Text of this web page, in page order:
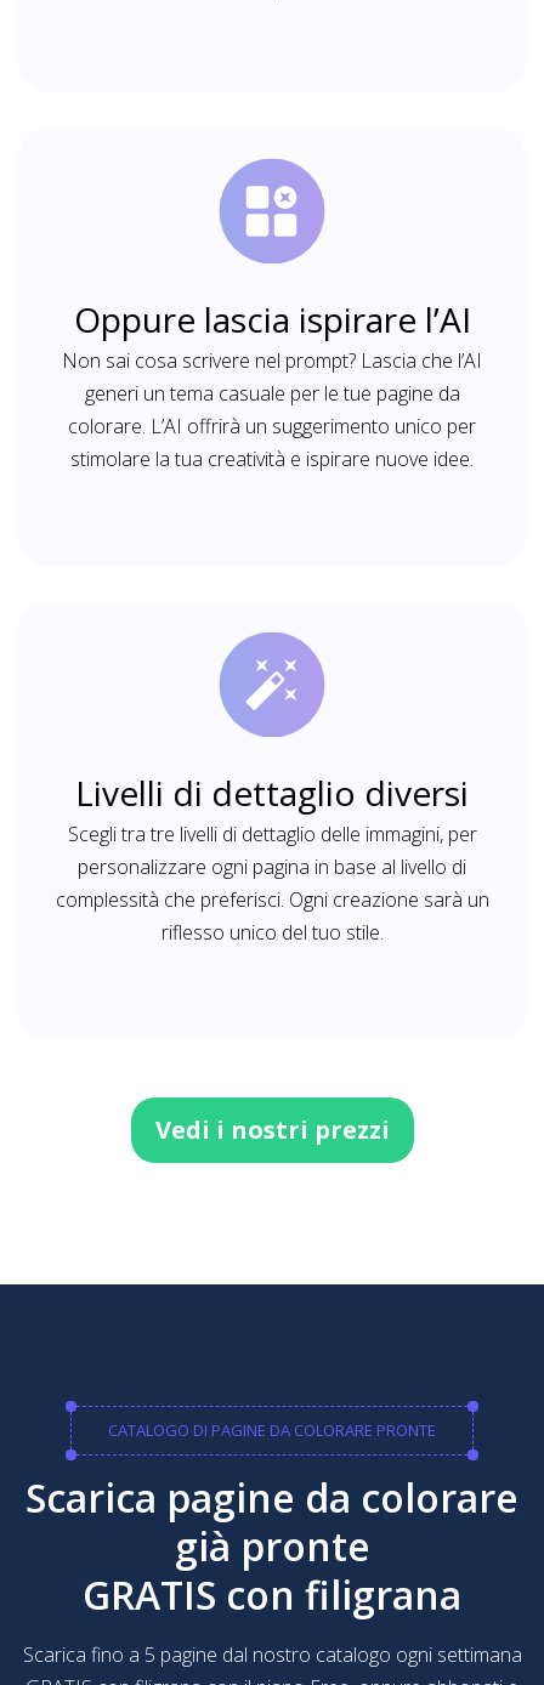
Oppure lascia ispirare l’AI
Non sai cosa scrivere nel prompt? Lascia che l’AI
generi un tema casuale per le tue pagine da
colorare. L’AI offrirà un suggerimento unico per
stimolare la tua creatività e ispirare nuove idee.
Livelli di dettaglio diversi
Scegli tra tre livelli di dettaglio delle immagini, per
personalizzare ogni pagina in base al livello di
complessità che preferisci. Ogni creazione sarà un
riflesso unico del tuo stile.
Vedi i nostri prezzi
CATALOGO DI PAGINE DA COLORARE PRONTE
Scarica pagine da colorare
già pronte
GRATIS con filigrana
Scarica fino a 5 pagine dal nostro catalogo ogni settimana